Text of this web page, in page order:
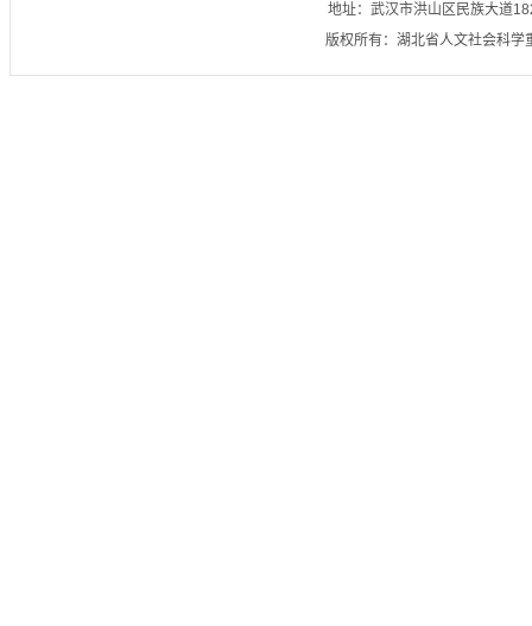
地址：武汉市洪山区民族大道
版权所有：湖北省人文社会科学